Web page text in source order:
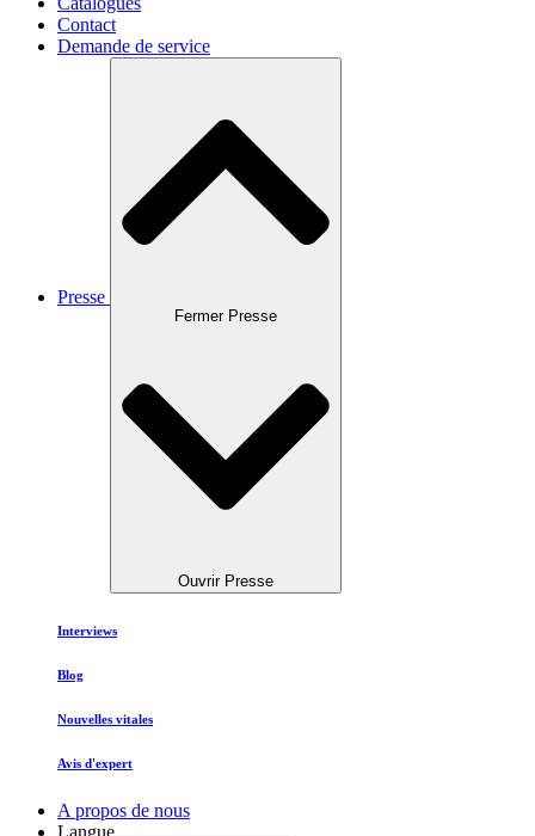
Contact
Demande de service
Presse
Fermer Presse
Ouvrir Presse
Interviews
Blog
Nouvelles vitales
Avis d'expert
A propos de nous
Langue